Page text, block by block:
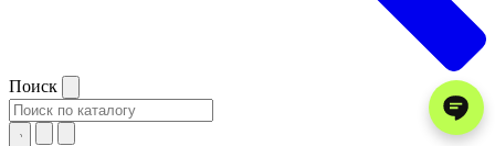
Поиск